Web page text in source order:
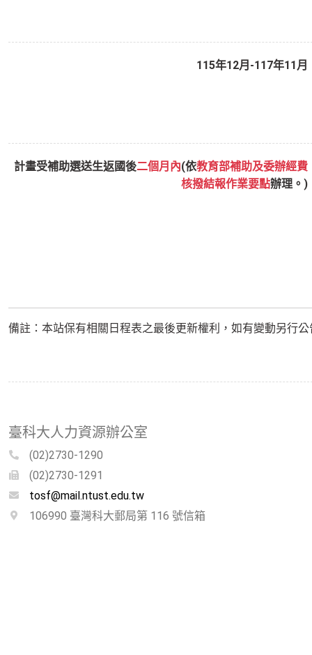
115年12月-117年11月
計畫受補助選送生返國後二個月內(依教育部補助及委辦經費
核撥結報作業要點辦理。)
備註：本站保有相關日程表之最後更新權利，如有變動另行
臺科大人力資源辦公室
(02)2730-1290
(02)2730-1291
tosf@mail.ntust.edu.tw
106990 臺灣科大郵局第 116 號信箱